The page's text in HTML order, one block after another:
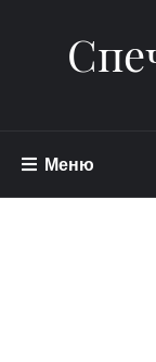
Меню